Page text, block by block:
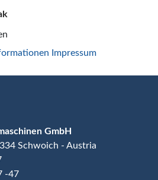
GmbH
Schwoich - Austria
-47
Impressum